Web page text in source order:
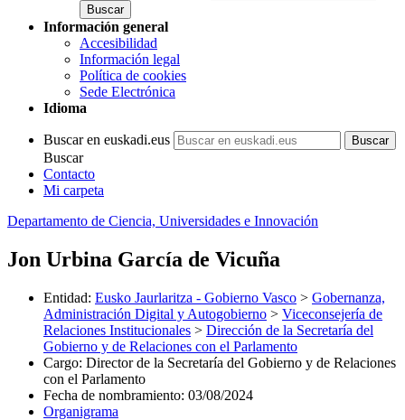
Información general
Accesibilidad
Información legal
Política de cookies
Sede Electrónica
Idioma
Buscar en euskadi.eus
Buscar
Contacto
Mi carpeta
Departamento de Ciencia, Universidades e Innovación
Jon Urbina García de Vicuña
Entidad: Eusko Jaurlaritza - Gobierno Vasco > Gobernanza,
Administración Digital y Autogobierno > Viceconsejería de
Relaciones Institucionales > Dirección de la Secretaría del
Gobierno y de Relaciones con el Parlamento
Cargo: Director de la Secretaría del Gobierno y de Relaciones
con el Parlamento
Fecha de nombramiento: 03/08/2024
Organigrama